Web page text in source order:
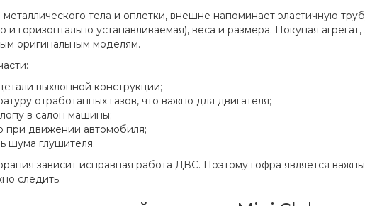
металлического тела и оплетки, внешне напоминает эластичную
и горизонтально устанавливаемая), веса и размера. Покупая
оригинальным моделям.
выхлопной конструкции;
отработанных газов, что важно для двигателя;
в салон машины;
движении автомобиля;
шума глушителя.
зависит исправная работа ДВС. Поэтому гофра является
следить.